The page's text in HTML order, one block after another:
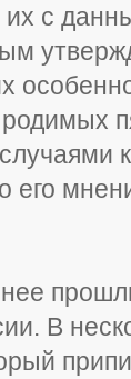
их с
его
В